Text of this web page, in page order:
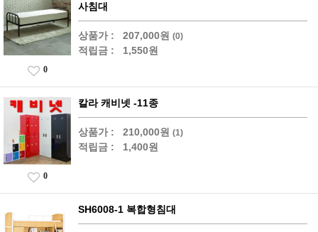
사침대
상품가 : 207,000원 (0)
적립금 : 1,550원
0
칼라 캐비넷 -11종
상품가 : 210,000원 (1)
적립금 : 1,400원
0
SH6008-1 복합형침대